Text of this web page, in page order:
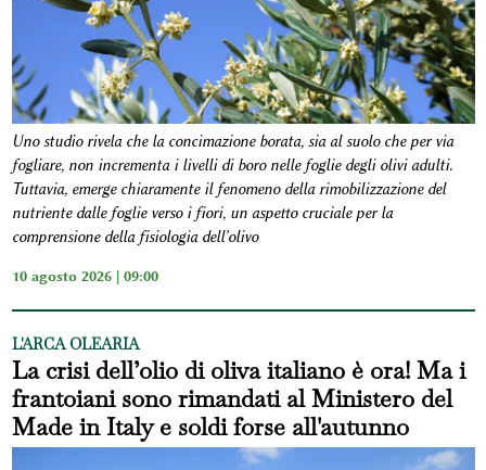
Uno studio rivela che la concimazione borata, sia al suolo che per via
fogliare, non incrementa i livelli di boro nelle foglie degli olivi adulti.
Tuttavia, emerge chiaramente il fenomeno della rimobilizzazione del
nutriente dalle foglie verso i fiori, un aspetto cruciale per la
comprensione della fisiologia dell'olivo
10 agosto 2026 | 09:00
L'ARCA OLEARIA
La crisi dell’olio di oliva italiano è ora! Ma i
frantoiani sono rimandati al Ministero del
Made in Italy e soldi forse all'autunno